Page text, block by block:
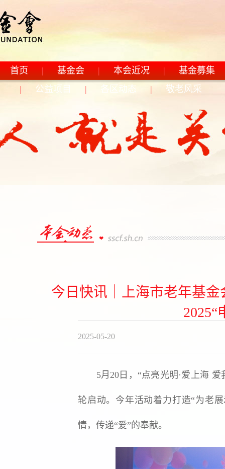
首页 | 基金会 | 本会近况 |
基金募集
|
公益项目 | 各区动态 | 敬老风采
今日快讯｜上海市老年基
2025“
2025-05-20
5月20日，“点亮光明·爱上海 爱
轮启动。今年活动着力打造“为老
情，传递“爱”的奉献。